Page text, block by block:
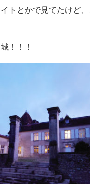
トとかで見てたけど
！！！